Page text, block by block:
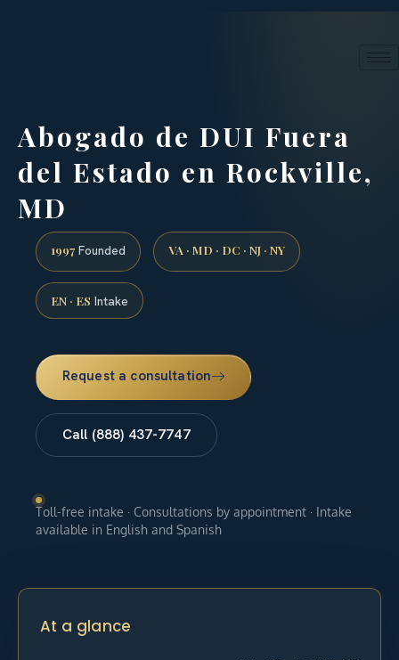
Abogado de DUI Fuera
del Estado en Rockville,
MD
1997 Founded VA · MD · DC · NJ · NY
EN · ES Intake
Request a consultation
Call (888) 437-7747
Toll-free intake · Consultations by appointment · Intake
available in English and Spanish
At a glance